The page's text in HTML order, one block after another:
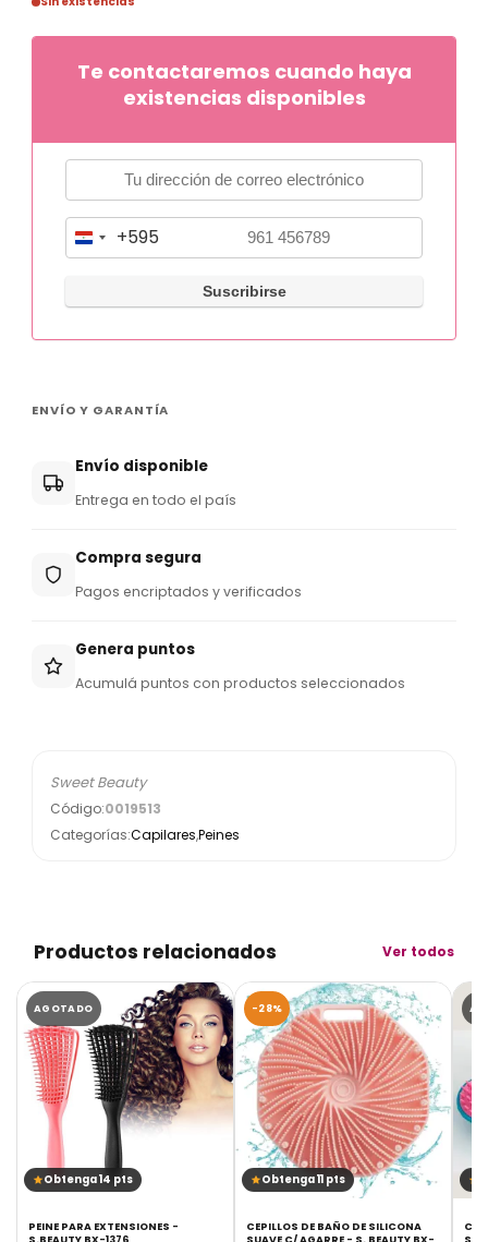
Te contactaremos cuando haya
existencias disponibles
P
r
a
y
+
9
+595
ENVÍO Y GARANTÍA
Envío disponible
Entrega en todo el país
Compra segura
Pagos encriptados y verificados
Genera puntos
Acumulá puntos con productos seleccionados
Sweet Beauty
Código:0019513
Categorías:Capilares,Peines
Productos relacionados Ver todos
AGOTADO
Obtenga 14 pts
PEINE PARA EXTENSIONES -
S.BEAUTY BX-1376
-28%
Obtenga 11 pts
CEPILLOS DE BAÑO DE SILICONA
SUAVE C/ AGARRE - S. BEAUTY BX-